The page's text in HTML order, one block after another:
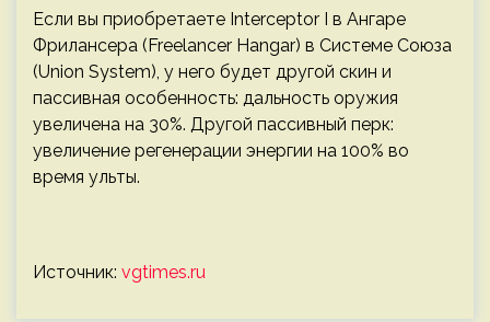
Если вы приобретаете Interceptor I в Ангаре
Фрилансера (Freelancer Hangar) в Системе Союза
(Union System), у него будет другой скин и
пассивная особенность: дальность оружия
увеличена на 30%. Другой пассивный перк:
увеличение регенерации энергии на 100% во
время ульты.
Источник: vgtimes.ru